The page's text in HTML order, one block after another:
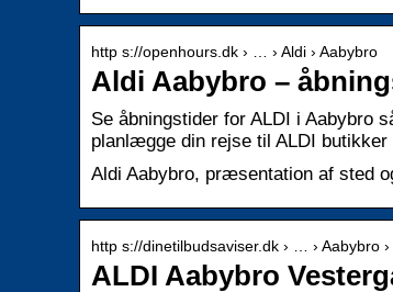
http s://openhours.dk › … › Aldi › Aabybro
Aldi Aabybro –
Se åbningstider for ALDI i Aabybro
planlægge din rejse til ALDI
Aldi Aabybro, præsentation af sted
http s://dinetilbudsaviser.dk › … › Aabybro ›
ALDI Aabybro